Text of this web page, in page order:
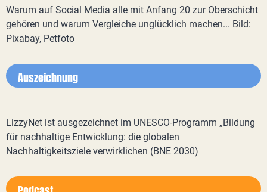
Warum auf Social Media alle mit Anfang 20 zur Oberschicht
gehören und warum Vergleiche unglücklich machen... Bild:
Pixabay, Petfoto
Auszeichnung
LizzyNet ist ausgezeichnet im UNESCO-Programm „Bildung
für nachhaltige Entwicklung: die globalen
Nachhaltigkeitsziele verwirklichen (BNE 2030)